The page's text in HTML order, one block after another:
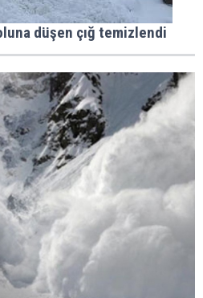
düşen çığ temizlendi